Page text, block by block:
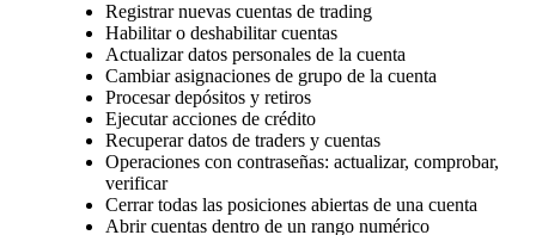
Registrar nuevas cuentas de trading
Habilitar o deshabilitar cuentas
Actualizar datos personales de la cuenta
Cambiar asignaciones de grupo de la cuenta
Procesar depósitos y retiros
Ejecutar acciones de crédito
Recuperar datos de traders y cuentas
Operaciones con contraseñas: actualizar, comprobar,
verificar
Cerrar todas las posiciones abiertas de una cuenta
Abrir cuentas dentro de un rango numérico